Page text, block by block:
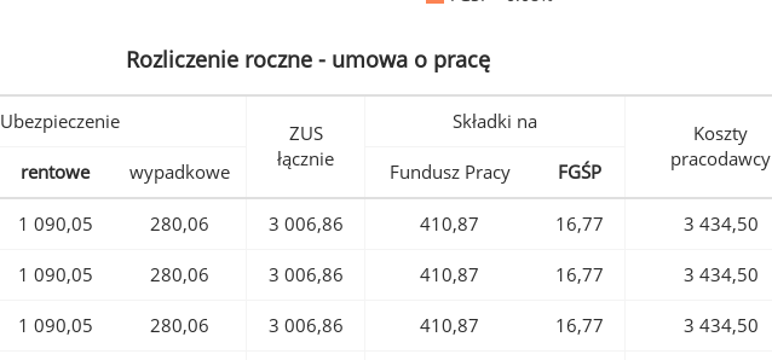
Rozliczenie roczne - umowa o pracę
Ubezpieczenie
ZUS
łącznie
Składki na
Koszty
pracodawcy
rentowe wypadkowe Fundusz Pracy FGŚP
1 090,05 280,06 3 006,86 410,87 16,77 3 434,50
1 090,05 280,06 3 006,86 410,87 16,77 3 434,50
1 090,05 280,06 3 006,86 410,87 16,77 3 434,50